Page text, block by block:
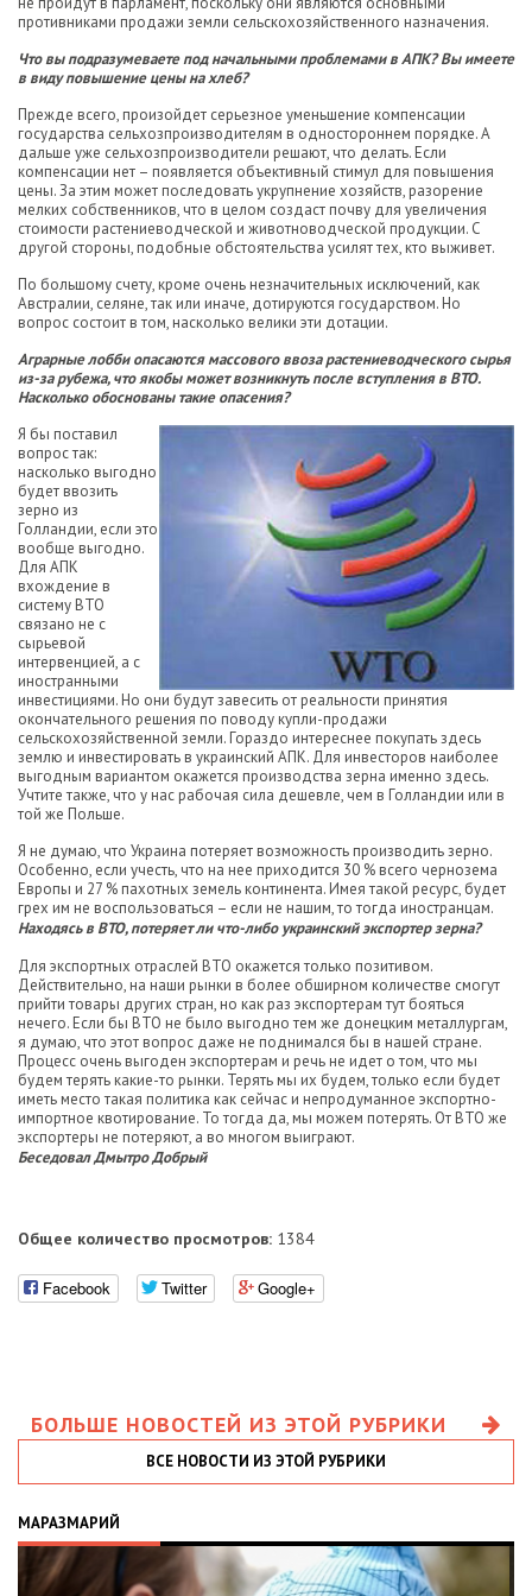
противниками продажи земли сельскохозяйственного назначения.
Что вы подразумеваете под начальными проблемами в АПК? Вы имеете
в виду повышение цены на хлеб?
Прежде всего, произойдет серьезное уменьшение компенсации
государства сельхозпроизводителям в одностороннем порядке. А
дальше уже сельхозпроизводители решают, что делать. Если
компенсации нет – появляется объективный стимул для повышения
цены. За этим может последовать укрупнение хозяйств, разорение
мелких собственников, что в целом создаст почву для увеличения
стоимости растениеводческой и животноводческой продукции. С
другой стороны, подобные обстоятельства усилят тех, кто выживет.
По большому счету, кроме очень незначительных исключений, как
Австралии, селяне, так или иначе, дотируются государством. Но
вопрос состоит в том, насколько велики эти дотации.
Аграрные лобби опасаются массового ввоза растениеводческого сырья
из-за рубежа, что якобы может возникнуть после вступления в ВТО.
Насколько обоснованы такие опасения?
Я бы поставил
вопрос так:
насколько выгодно
будет ввозить
зерно из
Голландии, если это
вообще выгодно.
Для АПК
вхождение в
систему ВТО
связано не с
сырьевой
интервенцией, а с
иностранными
инвестициями. Но они будут завесить от реальности принятия
окончательного решения по поводу купли-продажи
сельскохозяйственной земли. Гораздо интереснее покупать здесь
землю и инвестировать в украинский АПК. Для инвесторов наиболее
выгодным вариантом окажется производства зерна именно здесь.
Учтите также, что у нас рабочая сила дешевле, чем в Голландии или в
той же Польше.
Я не думаю, что Украина потеряет возможность производить зерно.
Особенно, если учесть, что на нее приходится 30 % всего чернозема
Европы и 27 % пахотных земель континента. Имея такой ресурс, будет
грех им не воспользоваться – если не нашим, то тогда иностранцам.
Находясь в ВТО, потеряет ли что-либо украинский экспортер зерна?
Для экспортных отраслей ВТО окажется только позитивом.
Действительно, на наши рынки в более обширном количестве смогут
прийти товары других стран, но как раз экспортерам тут бояться
нечего. Если бы ВТО не было выгодно тем же донецким металлургам,
я думаю, что этот вопрос даже не поднимался бы в нашей стране.
Процесс очень выгоден экспортерам и речь не идет о том, что мы
будем терять какие-то рынки. Терять мы их будем, только если будет
иметь место такая политика как сейчас и непродуманное экспортно-
импортное квотирование. То тогда да, мы можем потерять. От ВТО же
экспортеры не потеряют, а во многом выиграют.
Беседовал Дмытро Добрый
Общее количество просмотров: 1384
Facebook Twitter Google+
БОЛЬШЕ НОВОСТЕЙ ИЗ ЭТОЙ РУБРИКИ
ВСЕ НОВОСТИ ИЗ ЭТОЙ РУБРИКИ
МАРАЗМАРИЙ